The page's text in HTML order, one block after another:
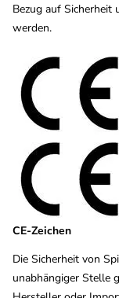
Bezug auf Sicherheit
werden.
CE-Zeichen
Die Sicherheit von
unabhängiger Stelle